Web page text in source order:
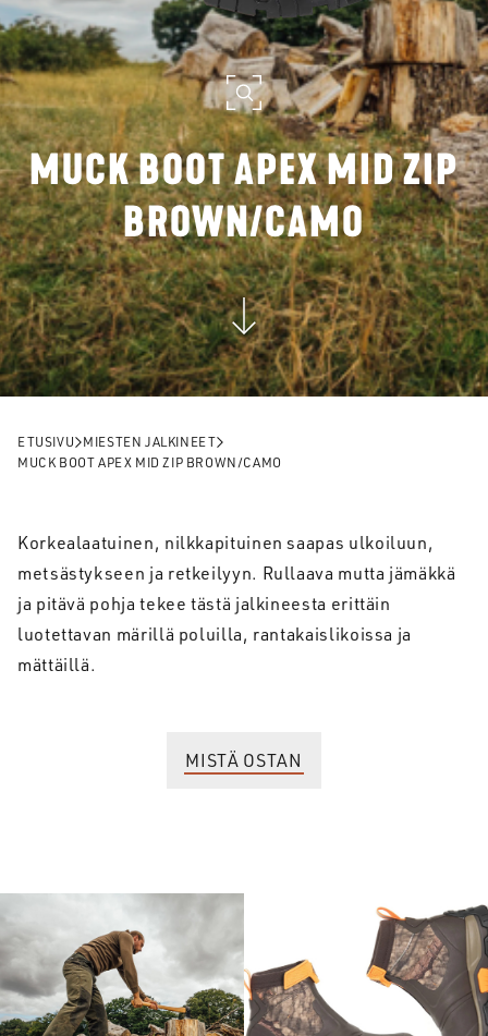
MUCK BOOT APEX MID ZIP
BROWN/CAMO
ETUSIVU
MIESTEN JALKINEET
MUCK BOOT APEX MID ZIP BROWN/CAMO
Korkealaatuinen, nilkkapituinen saapas ulkoiluun,
metsästykseen ja retkeilyyn. Rullaava mutta jämäkkä
ja pitävä pohja tekee tästä jalkineesta erittäin
luotettavan märillä poluilla, rantakaislikoissa ja
mättäillä.
MISTÄ OSTAN